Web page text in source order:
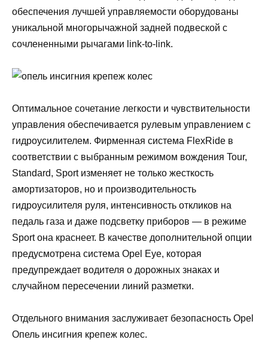
обеспечения лучшей управляемости оборудованы
уникальной многорычажной задней подвеской с
сочлененными рычагами link-to-link.
Оптимальное сочетание легкости и чувствительности
управления обеспечивается рулевым управлением с
гидроусилителем. Фирменная система FlexRide в
соответствии с выбранным режимом вождения Tour,
Standard, Sport изменяет не только жесткость
амортизаторов, но и производительность
гидроусилителя руля, интенсивность откликов на
педаль газа и даже подсветку приборов — в режиме
Sport она краснеет. В качестве дополнительной опции
предусмотрена система Opel Eye, которая
предупреждает водителя о дорожных знаках и
случайном пересечении линий разметки.
Отдельного внимания заслуживает безопасность Opel
Опель инсигния крепеж колес.